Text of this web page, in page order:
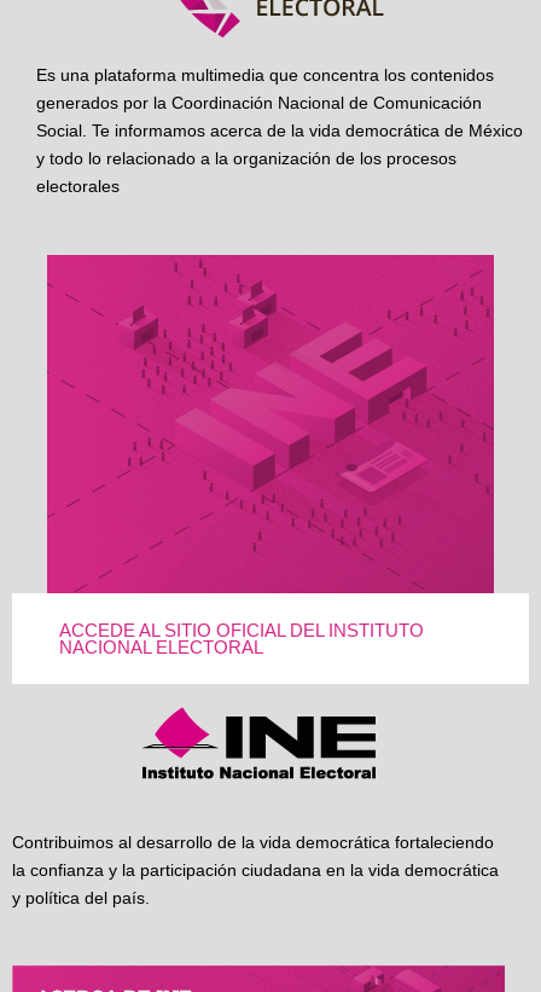
Es una plataforma multimedia que concentra los contenidos
generados por la Coordinación Nacional de Comunicación
Social. Te informamos acerca de la vida democrática de México
y todo lo relacionado a la organización de los procesos
electorales
ACCEDE AL SITIO OFICIAL DEL INSTITUTO
NACIONAL ELECTORAL
Contribuimos al desarrollo de la vida democrática fortaleciendo
la confianza y la participación ciudadana en la vida democrática
y política del país.